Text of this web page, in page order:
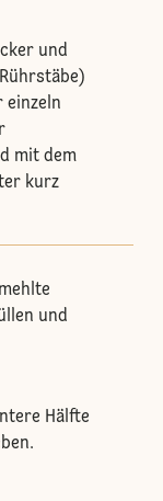
und
einzeln
mit dem
kurz
und
Hälfte